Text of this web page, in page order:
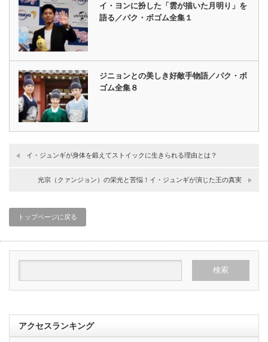
イ・ヨンに扮した「雲が描いた月明り」を
語る／パク・ボゴム全集１
ジニョンとの美しき好敵手物語／パク・ボ
ゴム全集８
イ・ジュンギが身体を鍛えてストイックに生きられる理由とは？
光宗（クァンジョン）の栄光と苦悩！イ・ジュンギが演じた王の真実
トップページに戻る
アクセスランキング